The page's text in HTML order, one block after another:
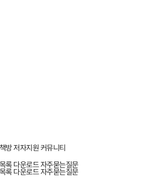
방저자지원 커뮤니티
록 다운로드자주묻는질문
록 다운로드 자주묻는질문